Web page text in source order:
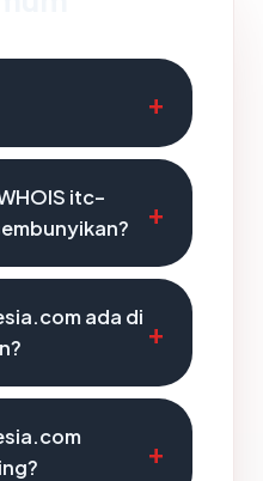
itc-
ada di